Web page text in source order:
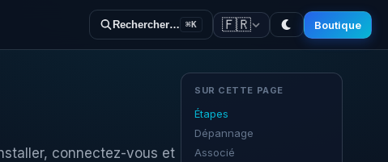
Rechercher… ⌘K 🇫🇷 Boutique
connectez-vous et
SUR CETTE PAGE
Étapes
Dépannage
Associé